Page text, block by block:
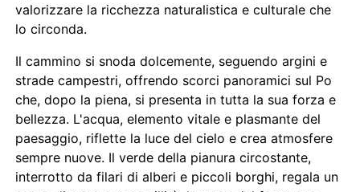
valorizzare la ricchezza naturalistica e culturale che
lo circonda.
Il cammino si snoda dolcemente, seguendo argini e
strade campestri, offrendo scorci panoramici sul Po
che, dopo la piena, si presenta in tutta la sua forza e
bellezza. L'acqua, elemento vitale e plasmante del
paesaggio, riflette la luce del cielo e crea atmosfere
sempre nuove. Il verde della pianura circostante,
interrotto da filari di alberi e piccoli borghi, regala un